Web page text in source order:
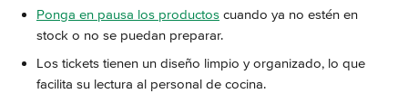
Ponga en pausa los productos cuando ya no estén en
stock o no se puedan preparar.
Los tickets tienen un diseño limpio y organizado, lo que
facilita su lectura al personal de cocina.